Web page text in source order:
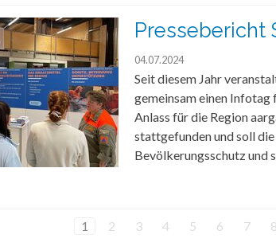
Pressebericht
04.07.2024
Seit diesem Jahr
gemeinsam einen Infotag
Anlass für die Region
stattgefunden und soll
Bevölkerungsschutz und
1 2 3 4 5 6 7 8